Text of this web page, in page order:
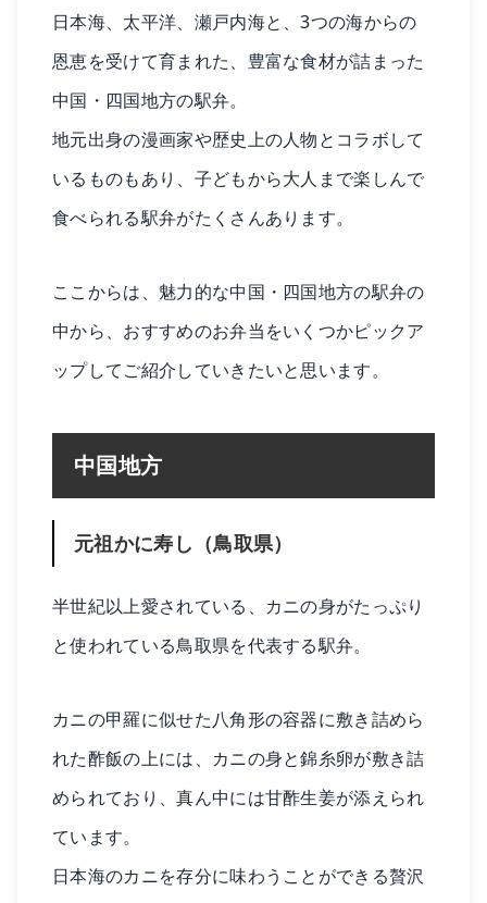
日本海、太平洋、瀬戸内海と、3つの海からの
恩恵を受けて育まれた、豊富な食材が詰まった
中国・四国地方の駅弁。
地元出身の漫画家や歴史上の人物とコラボして
いるものもあり、子どもから大人まで楽しんで
食べられる駅弁がたくさんあります。
ここからは、魅力的な中国・四国地方の駅弁の
中から、おすすめのお弁当をいくつかピックア
ップしてご紹介していきたいと思います。
中国地方
元祖かに寿し（鳥取県）
半世紀以上愛されている、カニの身がたっぷり
と使われている鳥取県を代表する駅弁。
カニの甲羅に似せた八角形の容器に敷き詰めら
れた酢飯の上には、カニの身と錦糸卵が敷き詰
められており、真ん中には甘酢生姜が添えられ
ています。
日本海のカニを存分に味わうことができる贅沢